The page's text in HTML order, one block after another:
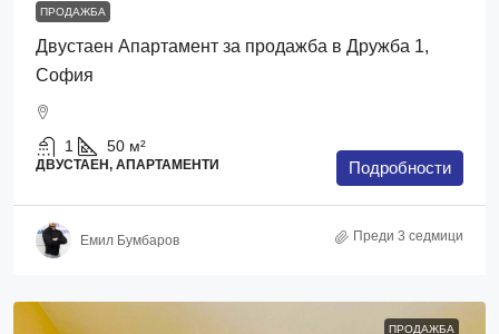
ПРОДАЖБА
Двустаен Апартамент за продажба в Дружба 1,
София
1 50 м²
ДВУСТАЕН, АПАРТАМЕНТИ Подробности
Емил Бумбаров Преди 3 седмици
ПРОДАЖБА